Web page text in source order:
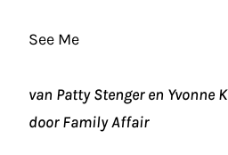
See Me
van Patty Stenger en Yvonne
door Family Affair